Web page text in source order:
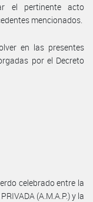
el pertinente acto
mencionados.
en las presentes
por el Decreto
celebrado entre la
(A.M.A.P.) y la